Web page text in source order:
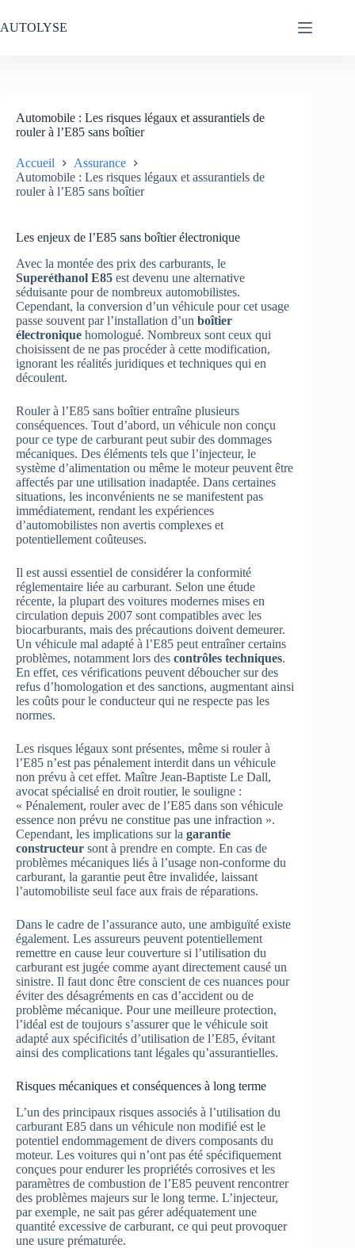
au
contenu
AUTOLYSE
Automobile : Les risques légaux et assurantiels de
rouler à l’E85 sans boîtier
Accueil
Assurance
Automobile : Les risques légaux et assurantiels de
rouler à l’E85 sans boîtier
Les enjeux de l’E85 sans boîtier électronique
Avec la montée des prix des carburants, le
Superéthanol E85 est devenu une alternative
séduisante pour de nombreux automobilistes.
Cependant, la conversion d’un véhicule pour cet usage
passe souvent par l’installation d’un boîtier
électronique homologué. Nombreux sont ceux qui
choisissent de ne pas procéder à cette modification,
ignorant les réalités juridiques et techniques qui en
découlent.
Rouler à l’E85 sans boîtier entraîne plusieurs
conséquences. Tout d’abord, un véhicule non conçu
pour ce type de carburant peut subir des dommages
mécaniques. Des éléments tels que l’injecteur, le
système d’alimentation ou même le moteur peuvent être
affectés par une utilisation inadaptée. Dans certaines
situations, les inconvénients ne se manifestent pas
immédiatement, rendant les expériences
d’automobilistes non avertis complexes et
potentiellement coûteuses.
Il est aussi essentiel de considérer la conformité
réglementaire liée au carburant. Selon une étude
récente, la plupart des voitures modernes mises en
circulation depuis 2007 sont compatibles avec les
biocarburants, mais des précautions doivent demeurer.
Un véhicule mal adapté à l’E85 peut entraîner certains
problèmes, notamment lors des contrôles techniques.
En effet, ces vérifications peuvent déboucher sur des
refus d’homologation et des sanctions, augmentant ainsi
les coûts pour le conducteur qui ne respecte pas les
normes.
Les risques légaux sont présentes, même si rouler à
l’E85 n’est pas pénalement interdit dans un véhicule
non prévu à cet effet. Maître Jean-Baptiste Le Dall,
avocat spécialisé en droit routier, le souligne :
« Pénalement, rouler avec de l’E85 dans son véhicule
essence non prévu ne constitue pas une infraction ».
Cependant, les implications sur la garantie
constructeur sont à prendre en compte. En cas de
problèmes mécaniques liés à l’usage non-conforme du
carburant, la garantie peut être invalidée, laissant
l’automobiliste seul face aux frais de réparations.
Dans le cadre de l’assurance auto, une ambiguïté existe
également. Les assureurs peuvent potentiellement
remettre en cause leur couverture si l’utilisation du
carburant est jugée comme ayant directement causé un
sinistre. Il faut donc être conscient de ces nuances pour
éviter des désagréments en cas d’accident ou de
problème mécanique. Pour une meilleure protection,
l’idéal est de toujours s’assurer que le véhicule soit
adapté aux spécificités d’utilisation de l’E85, évitant
ainsi des complications tant légales qu’assurantielles.
Risques mécaniques et conséquences à long terme
L’un des principaux risques associés à l’utilisation du
carburant E85 dans un véhicule non modifié est le
potentiel endommagement de divers composants du
moteur. Les voitures qui n’ont pas été spécifiquement
conçues pour endurer les propriétés corrosives et les
paramètres de combustion de l’E85 peuvent rencontrer
des problèmes majeurs sur le long terme. L’injecteur,
par exemple, ne sait pas gérer adéquatement une
quantité excessive de carburant, ce qui peut provoquer
une usure prématurée.